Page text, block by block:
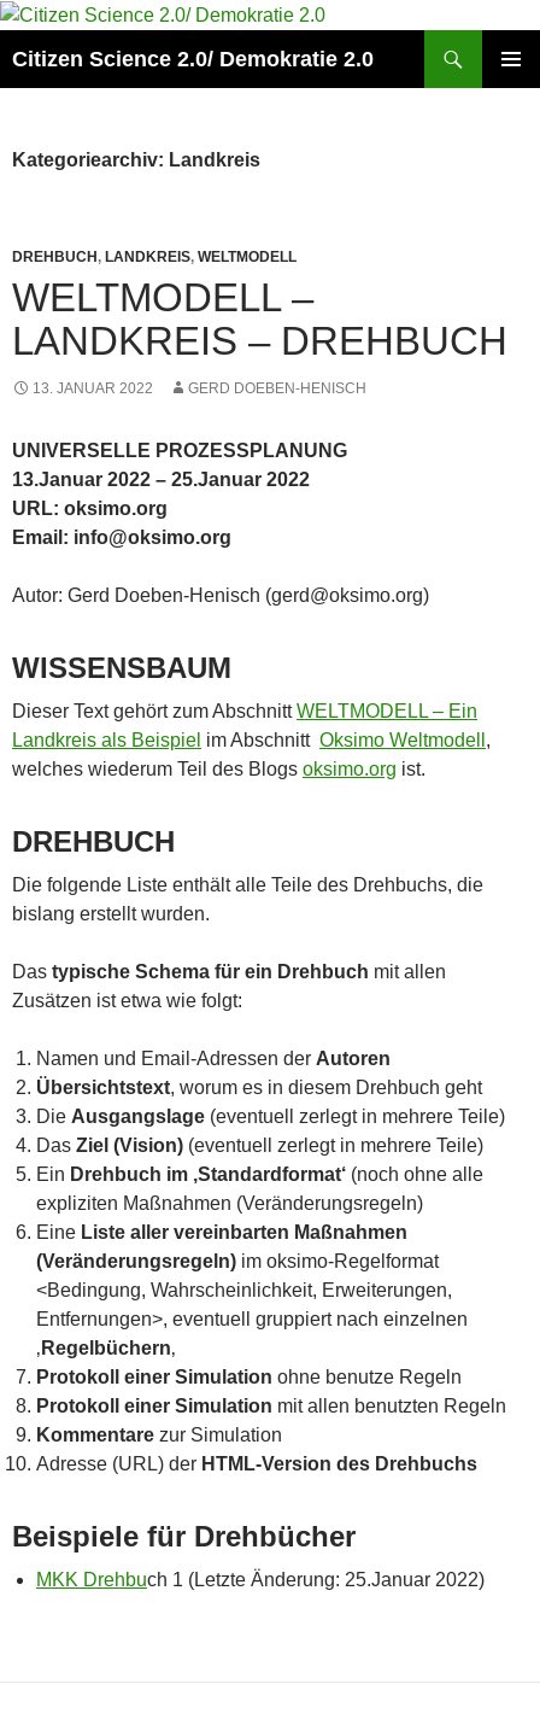
Zum
springen
Citizen Science 2.0/ Demokratie 2.0
Kategoriearchiv: Landkreis
DREHBUCH, LANDKREIS, WELTMODELL
WELTMODELL –
LANDKREIS – DREHBUCH
13. JANUAR 2022 GERD DOEBEN-HENISCH
UNIVERSELLE PROZESSPLANUNG
13.Januar 2022 – 25.Januar 2022
URL: oksimo.org
Email: info@oksimo.org
Autor: Gerd Doeben-Henisch (gerd@oksimo.org)
WISSENSBAUM
Dieser Text gehört zum AbschnittWELTMODELL – Ein
Landkreis als Beispiel im Abschnitt Oksimo Weltmodell ,
welches wiederum Teil des Blogs oksimo.org ist.
DREHBUCH
Die folgende Liste enthält alle Teile des Drehbuchs, die
bislang erstellt wurden.
Das typische Schema für ein Drehbuch mit allen
Zusätzen ist etwa wie folgt:
Namen und Email-Adressen der Autoren
Übersichtstext, worum es in diesem Drehbuch geht
Die Ausgangslage (eventuell zerlegt in mehrere Teile)
Das Ziel (Vision) (eventuell zerlegt in mehrere Teile)
Ein Drehbuch im ‚Standardformat‘ (noch ohne alle
expliziten Maßnahmen (Veränderungsregeln)
Eine Liste aller vereinbarten Maßnahmen
(Veränderungsregeln) im oksimo-Regelformat
<Bedingung, Wahrscheinlichkeit, Erweiterungen,
Entfernungen>, eventuell gruppiert nach einzelnen
‚ Regelbüchern‚
Protokoll einer Simulation ohne benutze Regeln
Protokoll einer Simulation mit allen benutzten Regeln
Kommentare zur Simulation
Adresse (URL) der HTML-Version des Drehbuchs
Beispiele für Drehbücher
MKK Drehbuch 1 (Letzte Änderung: 25.Januar 2022)